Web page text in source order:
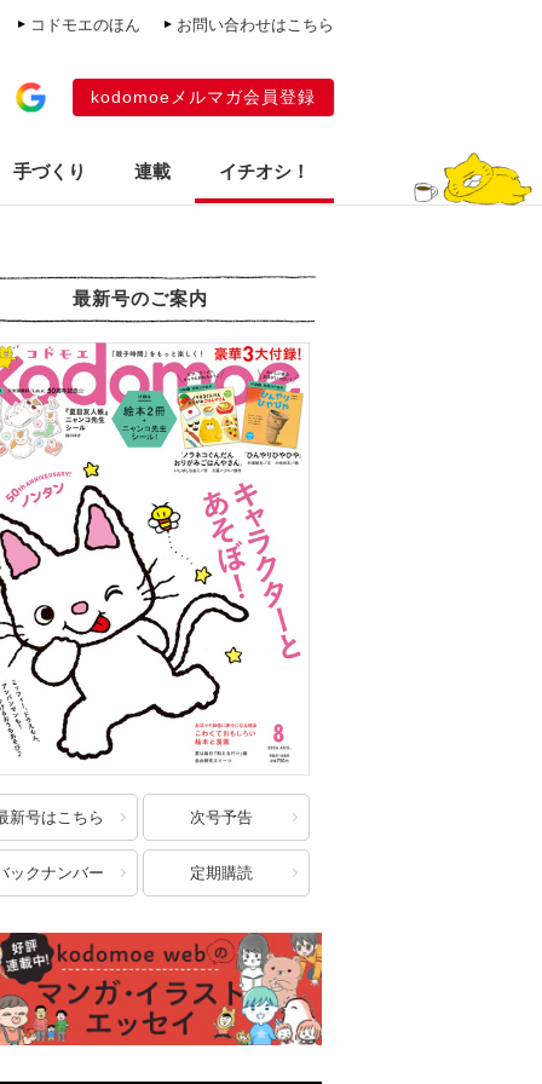
コドモエのほん お問い合わせはこちら
kodomoeメルマガ会員登録
手づくり 連載 イチオシ！
最新号のご案内
新号はこちら 次号予告
ックナンバー 定期購読